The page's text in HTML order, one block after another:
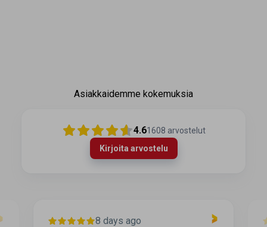
Asiakkaidemme kokemuksia
4.61608 arvostelut
Kirjoita arvostelu
8 days ago